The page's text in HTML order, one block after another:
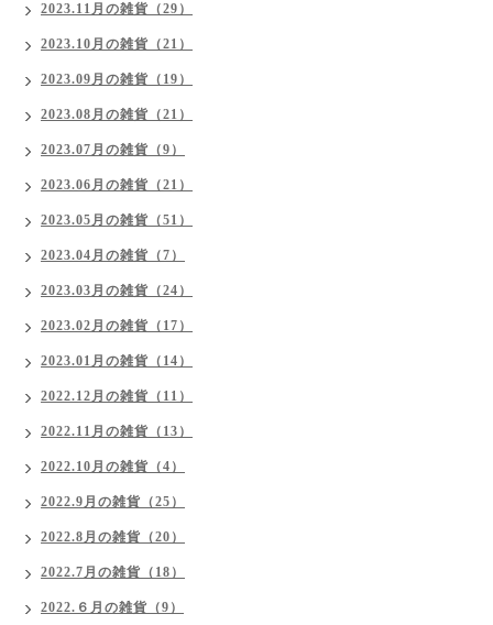
2023.11月の雑貨（29）
2023.10月の雑貨（21）
2023.09月の雑貨（19）
2023.08月の雑貨（21）
2023.07月の雑貨（9）
2023.06月の雑貨（21）
2023.05月の雑貨（51）
2023.04月の雑貨（7）
2023.03月の雑貨（24）
2023.02月の雑貨（17）
2023.01月の雑貨（14）
2022.12月の雑貨（11）
2022.11月の雑貨（13）
2022.10月の雑貨（4）
2022.9月の雑貨（25）
2022.8月の雑貨（20）
2022.7月の雑貨（18）
2022.６月の雑貨（9）